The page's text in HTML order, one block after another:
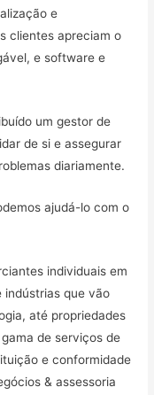
e
clientes apreciam o
e software e
um gestor de
de si e assegurar
diariamente.
ajudá-lo com o
individuais em
indústrias que vão
até propriedades
de serviços de
e conformidade
& assessoria